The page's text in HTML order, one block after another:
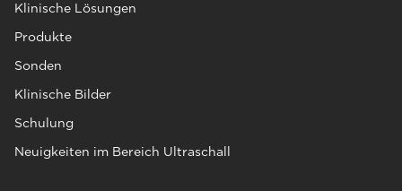
Klinische Lösungen
Produkte
Sonden
Klinische Bilder
Schulung
Neuigkeiten im Bereich Ultraschall